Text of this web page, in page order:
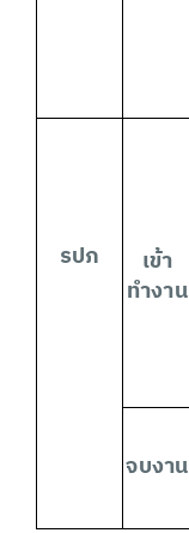
รปภ
เข้า
ทำงาน
จบงาน